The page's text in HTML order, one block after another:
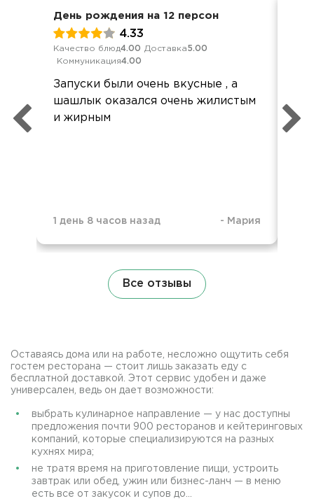
День рождения на 12 персон
4.33
Качество блюд4.00 Доставка5.00
Коммуникация4.00
Запуски были очень вкусные , а
шашлык оказался очень жилистым
и жирным
1 день 8 часов назад - Мария
Все отзывы
Оставаясь дома или на работе, несложно ощутить себя
гостем ресторана — стоит лишь заказать еду с
бесплатной доставкой. Этот сервис удобен и даже
универсален, ведь он дает возможности:
выбрать кулинарное направление — у нас доступны
предложения почти 900 ресторанов и кейтеринговых
компаний, которые специализируются на разных
кухнях мира;
не тратя время на приготовление пищи, устроить
завтрак или обед, ужин или бизнес-ланч — в меню
есть все от закусок и супов до...